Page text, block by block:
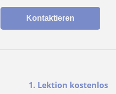
Kontaktieren
1. Lektion kostenlos